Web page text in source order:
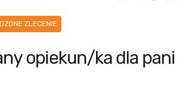
ZLECENIE
opiekun/ka dla pani